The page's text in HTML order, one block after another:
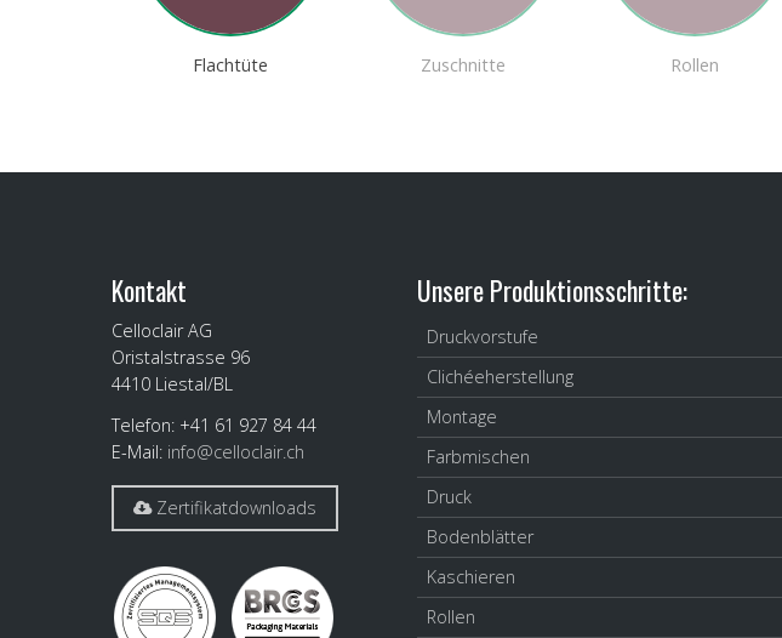
Flachtüte Zuschnitte Rollen
Kontakt
Celloclair AG
Oristalstrasse 96
4410 Liestal/BL
Telefon: +41 61 927 84 44
E-Mail: info@celloclair.ch
Zertifikatdownloads
Unsere Produktionsschritte:
Druckvorstufe
Clichéeherstellung
Montage
Farbmischen
Druck
Bodenblätter
Kaschieren
Rollen